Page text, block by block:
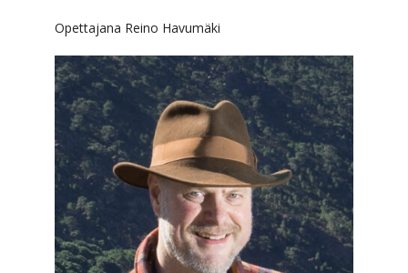
Opettajana Reino Havumäki